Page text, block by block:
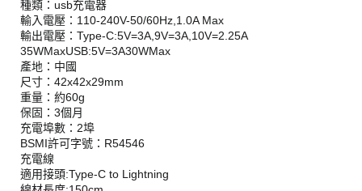
種類：usb充電器
輸入電壓：110-240V-50/60Hz,1.0A Max
輸出電壓：Type-C:5V=3A,9V=3A,10V=2.25A
35WMaxUSB:5V=3A30WMax
產地：中國
尺寸：42x42x29mm
重量：約60g
保固：3個月
充電埠數：2埠
BSMI許可字號：R54546
充電線
適用接頭:Type-C to Lightning